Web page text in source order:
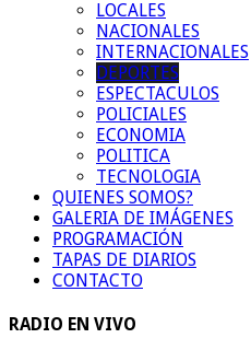
LOCALES
NACIONALES
INTERNACIONALES
DEPORTES
ESPECTACULOS
POLICIALES
ECONOMIA
POLITICA
TECNOLOGIA
QUIENES SOMOS?
GALERIA DE IMÁGENES
PROGRAMACIÓN
TAPAS DE DIARIOS
CONTACTO
RADIO EN VIVO